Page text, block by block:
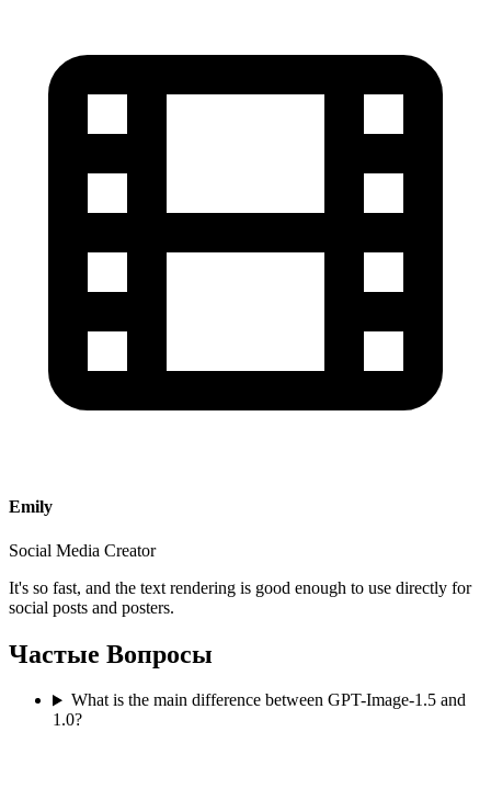
Emily
Social Media Creator
It's so fast, and the text rendering is good enough to use directly for
social posts and posters.
Частые Вопросы
What is the main difference between GPT-Image-1.5 and
1.0?